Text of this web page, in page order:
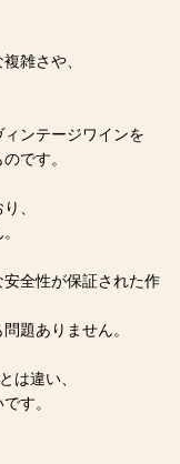
雑さや、
ンテージワインを
です。
、
全性が保証された作
題ありません。
は違い、
す。